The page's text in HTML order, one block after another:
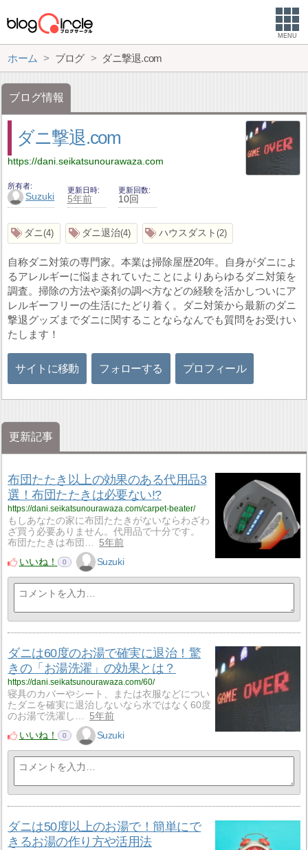
MENU
ホーム ブログ ダニ撃退.com
ブログ情報
ダニ撃退.com
https://dani.seikatsunourawaza.com
所有者
Suzuki
更新日時
5年前
更新回数
10回
ダニ 4 ダニ退治 4 ハウスダスト 2
自称ダニ対策の専門家。本業は掃除屋歴20年。自身がダニによ
るアレルギーに悩まされていたことによりあらゆるダニ対策を
調査。掃除の方法や薬剤の調べ方などの経験を活かしついにア
レルギーフリーの生活にたどり着く。ダニ対策から最新のダニ
撃退グッズまでダニに関することならなんでも質問をお受けい
たします！
サイトに移動 フォローする プロフィール
更新記事
布団たたき以上の効果のある代用品3
選！布団たたきは必要ない!?
https://dani.seikatsunourawaza.com/carpet-beater/
もしあなたの家に布団たたきがないならわざわ
ざ買う必要ありません。代用品で十分です。
布団たたきは布団…
5年前
いいね！
0 Suzuki
ダニは60度のお湯で確実に退治！驚
きの「お湯洗濯」の効果とは？
https://dani.seikatsunourawaza.com/60/
寝具のカバーやシート、または衣服などについ
たダニを確実に退治しないなら水ではなく60度
のお湯で洗濯し…
5年前
いいね！
0 Suzuki
ダニは50度以上のお湯で！簡単にで
きるお湯の作り方や活用法